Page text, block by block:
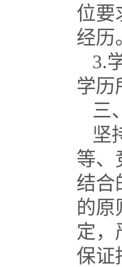
位要
经历
3.
学历
三
坚
等、
结合
的原
定，
保证